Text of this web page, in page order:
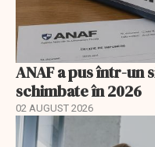
ANAF a pus într-un
schimbate în 2026
02 AUGUST 2026